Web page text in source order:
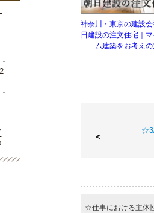
神奈川・東京の建設会
日建設の注文住宅｜
ム建築をお考え
☆仕事における主体